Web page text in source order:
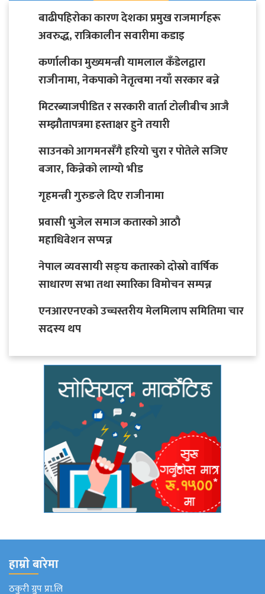
बाढीपहिरोका कारण देशका प्रमुख राजमार्गहरू
अवरुद्ध, रात्रिकालीन सवारीमा कडाइ
कर्णालीका मुख्यमन्त्री यामलाल कँडेलद्वारा
राजीनामा, नेकपाको नेतृत्वमा नयाँ सरकार बन्ने
मिटरब्याजपीडित र सरकारी वार्ता टोलीबीच आजै
सम्झौतापत्रमा हस्ताक्षर हुने तयारी
साउनको आगमनसँगै हरियो चुरा र पोतेले सजिए
बजार, किन्नेको लाग्यो भीड
गृहमन्त्री गुरुङले दिए राजीनामा
प्रवासी भुजेल समाज कतारको आठाै
महाधिवेशन सप्पन्न
नेपाल व्यवसायी सङ्घ कतारको दोस्रो वार्षिक
साधारण सभा तथा स्मारिका विमोचन सम्पन्न
एनआरएनएको उच्चस्तरीय मेलमिलाप समितिमा चार
सदस्य थप
हाम्राे बारेमा
ठकुरी ग्रुप प्रा.लि